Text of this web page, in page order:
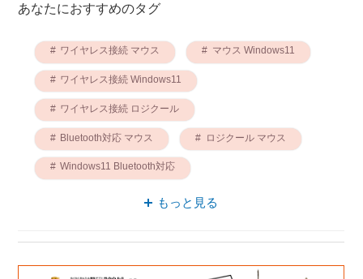
あなたにおすすめのタグ
ワイヤレス接続 マウス マウス Windows11
ワイヤレス接続 Windows11
ワイヤレス接続 ロジクール
Bluetooth対応 マウス ロジクール マウス
Windows11 Bluetooth対応
もっと見る